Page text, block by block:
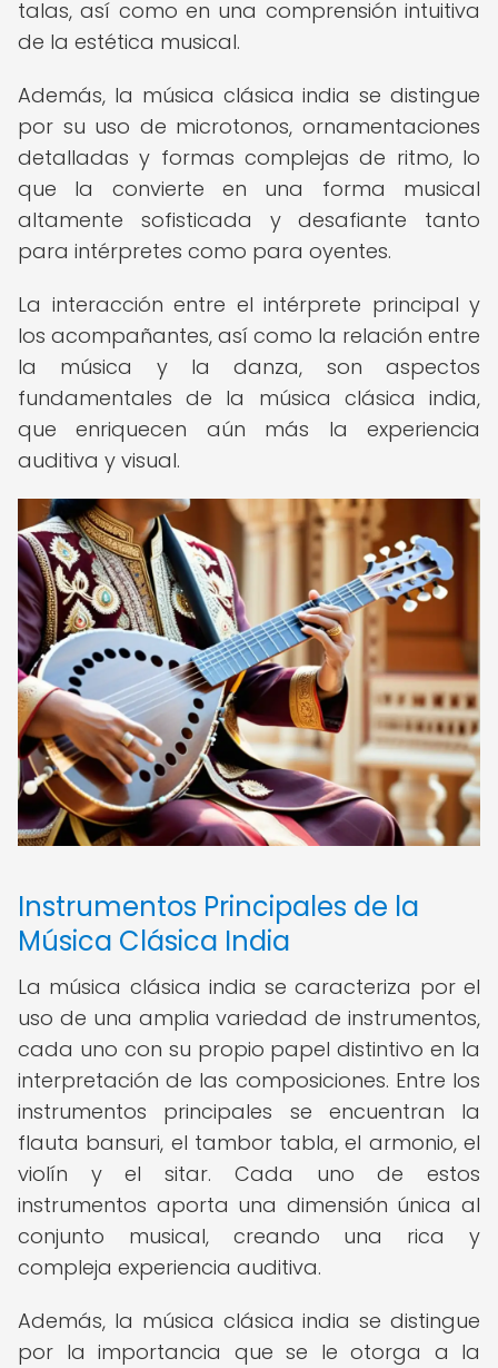
talas, así como en una comprensión intuitiva
de la estética musical.
Además, la música clásica india se distingue
por su uso de microtonos, ornamentaciones
detalladas y formas complejas de ritmo, lo
que la convierte en una forma musical
altamente sofisticada y desafiante tanto
para intérpretes como para oyentes.
La interacción entre el intérprete principal y
los acompañantes, así como la relación entre
la música y la danza, son aspectos
fundamentales de la música clásica india,
que enriquecen aún más la experiencia
auditiva y visual.
Instrumentos Principales de la
Música Clásica India
La música clásica india se caracteriza por el
uso de una amplia variedad de instrumentos,
cada uno con su propio papel distintivo en la
interpretación de las composiciones. Entre los
instrumentos principales se encuentran la
flauta bansuri, el tambor tabla, el armonio, el
violín y el sitar. Cada uno de estos
instrumentos aporta una dimensión única al
conjunto musical, creando una rica y
compleja experiencia auditiva.
Además, la música clásica india se distingue
por la importancia que se le otorga a la